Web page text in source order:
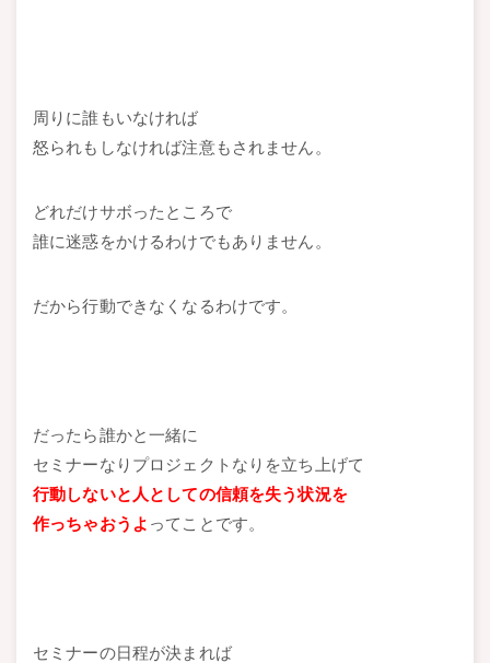
周りに誰もいなければ
怒られもしなければ注意もされません。
どれだけサボったところで
誰に迷惑をかけるわけでもありません。
だから行動できなくなるわけです。
だったら誰かと一緒に
セミナーなりプロジェクトなりを立ち上げて
行動しないと人としての信頼を失う状況を
作っちゃおうよ ってことです。
セミナーの日程が決まれば